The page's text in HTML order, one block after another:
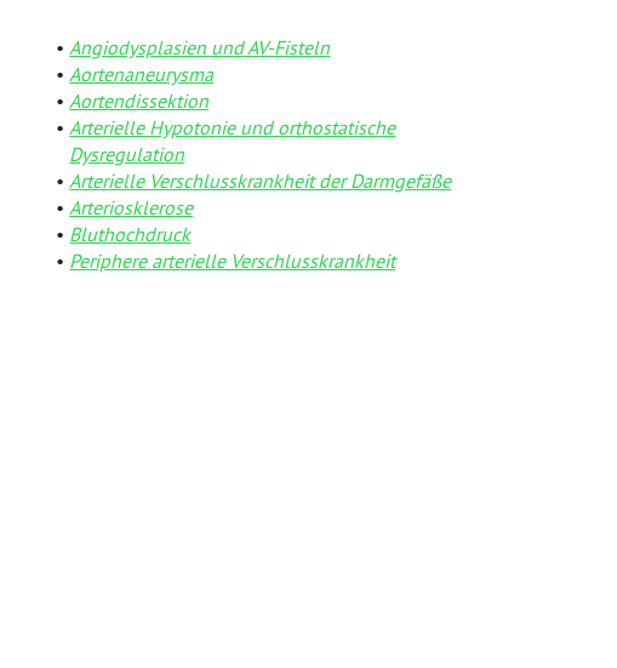
Angiodysplasien und AV-Fisteln
Aortenaneurysma
Aortendissektion
Arterielle Hypotonie und orthostatische
Dysregulation
Arterielle Verschlusskrankheit der Darmgefäße
Arteriosklerose
Bluthochdruck
Periphere arterielle Verschlusskrankheit